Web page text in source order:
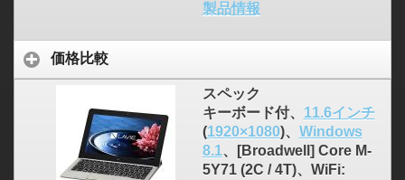
製品情報
価格比較
スペック
キーボード付、 11.6インチ
(1920×1080)、 Windows
8.1、[Broadwell] Core M-
5Y71 (2C / 4T)、WiFi: